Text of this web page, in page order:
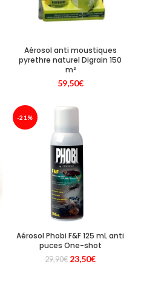
Aérosol anti moustiques
pyrethre naturel Digrain 150
m²
59,50€
-21%
Aérosol Phobi F&F 125 mL anti
puces One-shot
29,90€ Le
23,50€Le